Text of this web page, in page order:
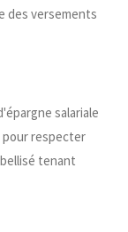
des versements
salariale
respecter
tenant